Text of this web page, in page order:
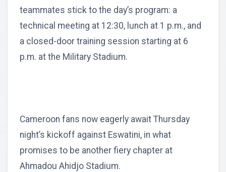
teammates stick to the day’s program: a
technical meeting at 12:30, lunch at 1 p.m., and
a closed-door training session starting at 6
p.m. at the Military Stadium.
Cameroon fans now eagerly await Thursday
night’s kickoff against Eswatini, in what
promises to be another fiery chapter at
Ahmadou Ahidjo Stadium.